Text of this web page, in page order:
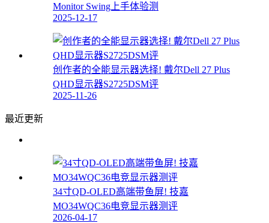
Monitor Swing上手体验测
2025-12-17
创作者的全能显示器选择! 戴尔Dell 27 Plus
QHD显示器S2725DSM评
2025-11-26
最近更新
34寸QD-OLED高端带鱼屏! 技嘉
MO34WQC36电竞显示器测评
2026-04-17